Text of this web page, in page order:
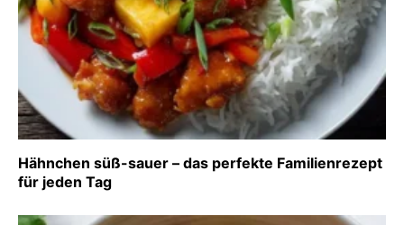
Hähnchen süß-sauer – das perfekte Familienrezept
für jeden Tag